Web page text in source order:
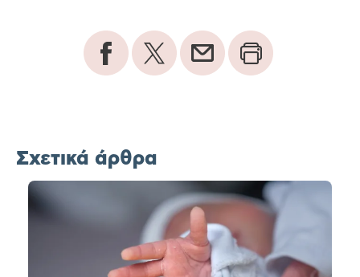
Σχετικά άρθρα